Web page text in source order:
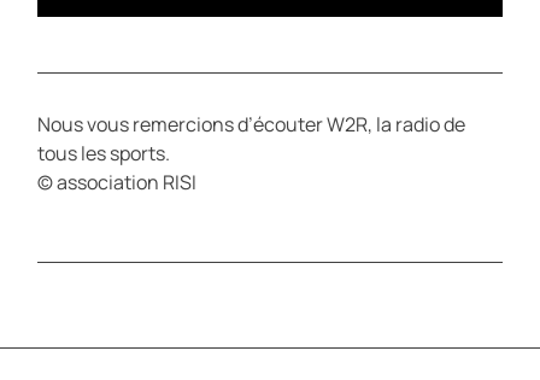
Nous vous remercions d’écouter W2R, la radio de
tous les sports.
© association RISI